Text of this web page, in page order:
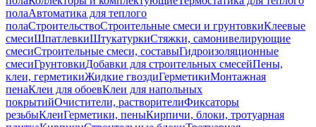
полаАвтоматика для теплого
полаСтроительствоСтроительные смеси и грунтовкиКлеевые
смесиШпатлевкиШтукатуркиСтяжки, самонивелирующие
смесиСтроительные смеси, составыГидроизоляционные
смесиГрунтовкиДобавки для строительных смесейПены,
клеи, герметикиЖидкие гвоздиГерметикиМонтажная
пенаКлеи для обоевКлеи для напольных
покрытийОчистители, растворителиФиксаторы
резьбыКлеиГерметики, пеныКирпичи, блоки, тротуарная